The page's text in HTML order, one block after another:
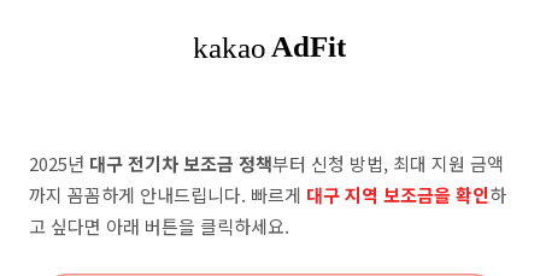
2025년 대구 전기차 보조금 정책부터 신청 방법, 최대 지원 금액
까지 꼼꼼하게 안내드립니다. 빠르게 대구 지역 보조금을 확인하
고 싶다면 아래 버튼을 클릭하세요.